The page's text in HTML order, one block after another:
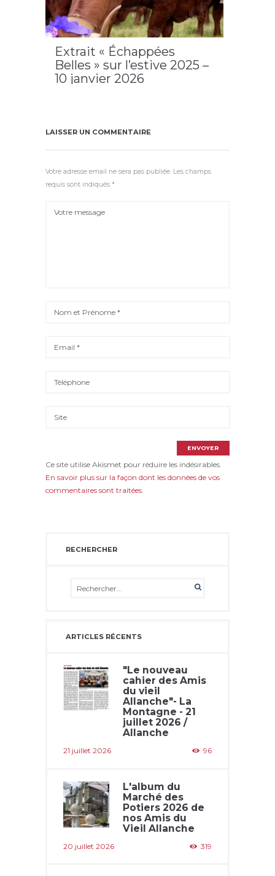
Extrait « Échappées
Belles » sur l’estive 2025 –
10 janvier 2026
LAISSER UN COMMENTAIRE
Votre adresse email ne sera pas publiée. Les champs
requis sont indiqués *
Ce site utilise Akismet pour réduire les indésirables.
En savoir plus sur la façon dont les données de vos
commentaires sont traitées.
RECHERCHER
ARTICLES RÉCENTS
"Le nouveau
cahier des Amis
du vieil
Allanche"- La
Montagne - 21
juillet 2026 /
Allanche
21 juillet 2026 96
L'album du
Marché des
Potiers 2026 de
nos Amis du
Vieil Allanche
20 juillet 2026 319